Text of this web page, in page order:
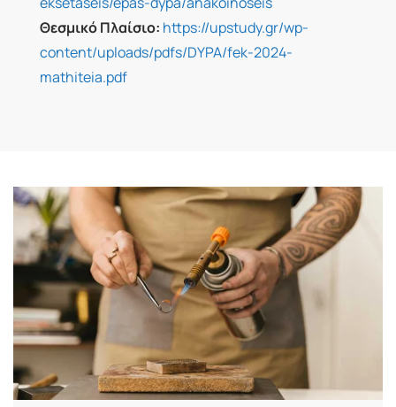
Θεσμικό Πλαίσιο: https://upstudy.gr/wp-
content/uploads/pdfs/DYPA/fek-2024-
mathiteia.pdf